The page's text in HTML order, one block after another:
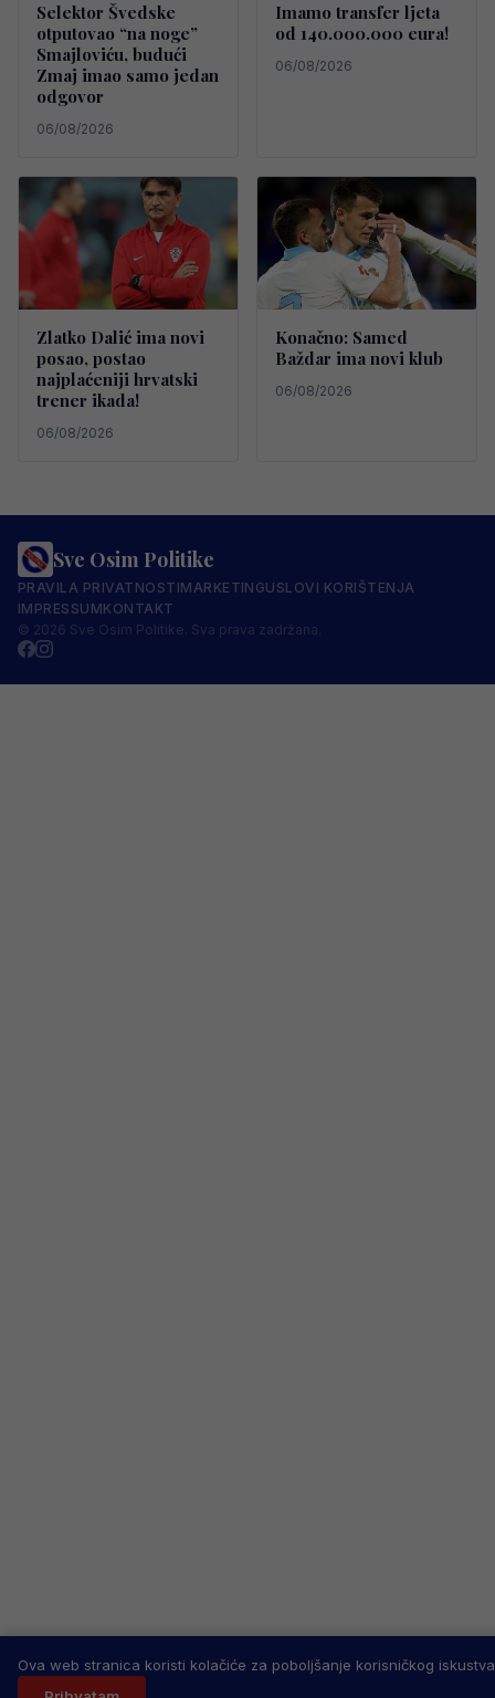
Selektor Švedske
otputovao “na noge”
Smajloviću, budući
Zmaj imao samo jedan
odgovor
06/08/2026
Imamo transfer ljeta
od 140.000.000 eura!
06/08/2026
Zlatko Dalić ima novi
posao, postao
najplaćeniji hrvatski
trener ikada!
06/08/2026
Konačno: Samed
Baždar ima novi klub
06/08/2026
Sve Osim Politike
PRAVILA PRIVATNOSTIMARKETINGUSLOVI KORIŠTENJA
IMPRESSUMKONTAKT
© 2026 Sve Osim Politike. Sva prava zadržana.
Ova web stranica koristi kolačiće za poboljšanje korisničkog